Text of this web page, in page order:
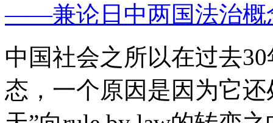
——兼论日中两国法治概
中国社会之所以在过去
态，一个原因是因为它